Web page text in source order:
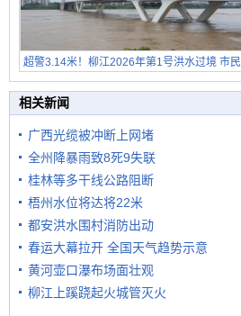
超警3.14米！柳江2026年第1号洪水过境 市民
在堤岸见证汛况
相关新闻
广西光缆被冲断上网堵
全州降暴雨致8死9失联
桂林等多干线公路阻断
梧州水位将达将22米
都安洪水围村消防出动
春运大幕拉开 全国天气趋势示意
黄河壶口瀑布场面壮观
柳江上蹊跷起火城管灭火